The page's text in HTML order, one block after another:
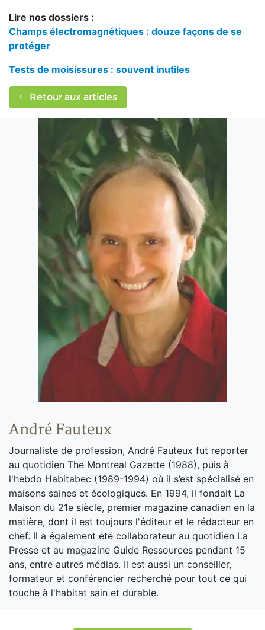
Lire nos dossiers :
Champs électromagnétiques : douze façons de se
protéger
Tests de moisissures : souvent inutiles
Retour aux articles
André Fauteux
Journaliste de profession, André Fauteux fut reporter
au quotidien The Montreal Gazette (1988), puis à
l'hebdo Habitabec (1989-1994) où il s’est spécialisé en
maisons saines et écologiques. En 1994, il fondait La
Maison du 21e siècle, premier magazine canadien en la
matière, dont il est toujours l'éditeur et le rédacteur en
chef. Il a également été collaborateur au quotidien La
Presse et au magazine Guide Ressources pendant 15
ans, entre autres médias. Il est aussi un conseiller,
formateur et conférencier recherché pour tout ce qui
touche à l'habitat sain et durable.